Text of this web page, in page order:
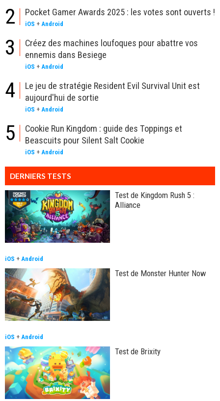
2 Pocket Gamer Awards 2025 : les votes sont ouverts !
iOS + Android
3
Créez des machines loufoques pour abattre vos
ennemis dans Besiege
iOS + Android
4
Le jeu de stratégie Resident Evil Survival Unit est
aujourd'hui de sortie
iOS + Android
5
Cookie Run Kingdom : guide des Toppings et
Beascuits pour Silent Salt Cookie
iOS + Android
DERNIERS TESTS
Test de Kingdom Rush 5 :
Alliance
iOS + Android
Test de Monster Hunter Now
iOS + Android
Test de Brixity